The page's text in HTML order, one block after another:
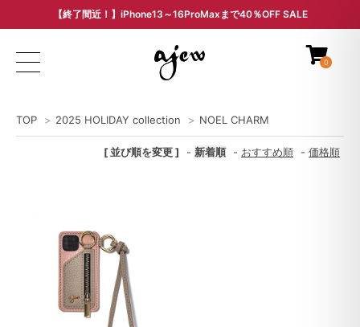
【終了間近！】iPhone13～16ProMaxまで40％OFF SALE
ARCHIVE SALE - 過去モデルをお得な価格で -
0
TOP > 2025 HOLIDAY collection > NOEL CHARM
[ 並び順を変更 ] - 新着順 - おすすめ順 - 価格順